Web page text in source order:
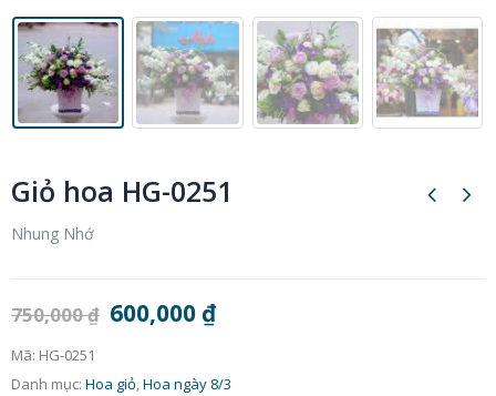
Giỏ hoa HG-0251
Nhung Nhớ
750,000₫ 600,000 ₫
Mã: HG-0251
Danh mục: Hoa giỏ,Hoa ngày 8/3